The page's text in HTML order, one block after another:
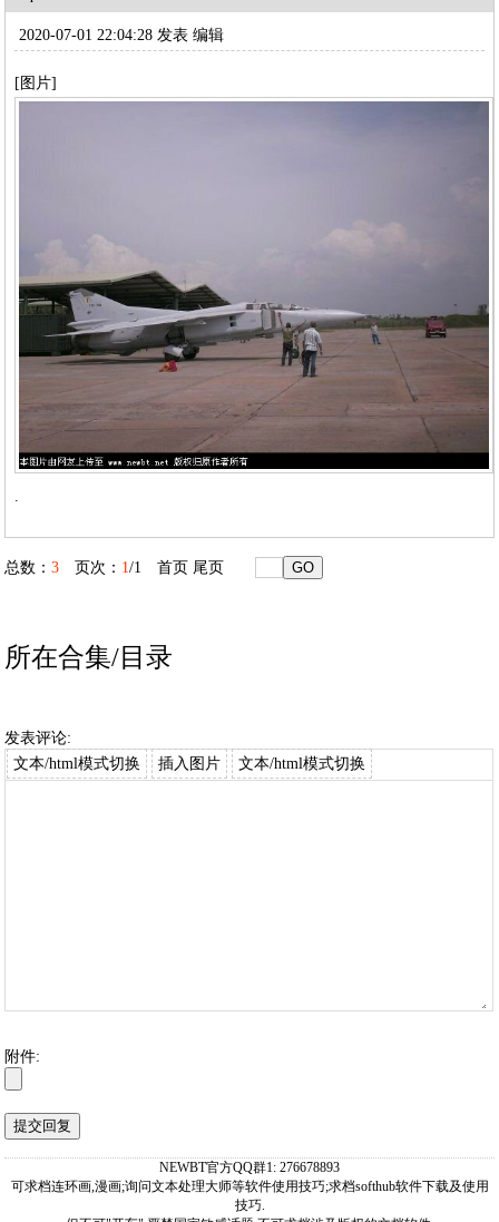
2020-07-01 22:04:28 发表编辑
[图片]
.
总数：3 页次： 1/1首页 尾页
所在合集/目录
发表评论:
文本/html模式切换
插入图片 文本/html模式切换
附件:
NEWBT官方QQ群1: 276678893
可求档连环画,漫画;询问文本处理大师等软件使用技巧;求档softhub软件下载及使用
技巧.